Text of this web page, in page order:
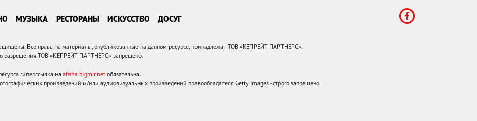
МУЗЫКА РЕСТОРАНЫ ИСКУССТВО ДОСУГ
Все права на материалы, опубликованные на данном ресурсе, принадлежат ТОВ «КЕПРЕЙТ ПАРТНЕРС».
разрешения ТОВ «КЕПРЕЙТ ПАРТНЕРС» запрещено.
гиперссылка на afisha.bigmir.net обязательна.
произведений и/или аудиовизуальных произведений правообладателя Getty Images - строго запрещено.